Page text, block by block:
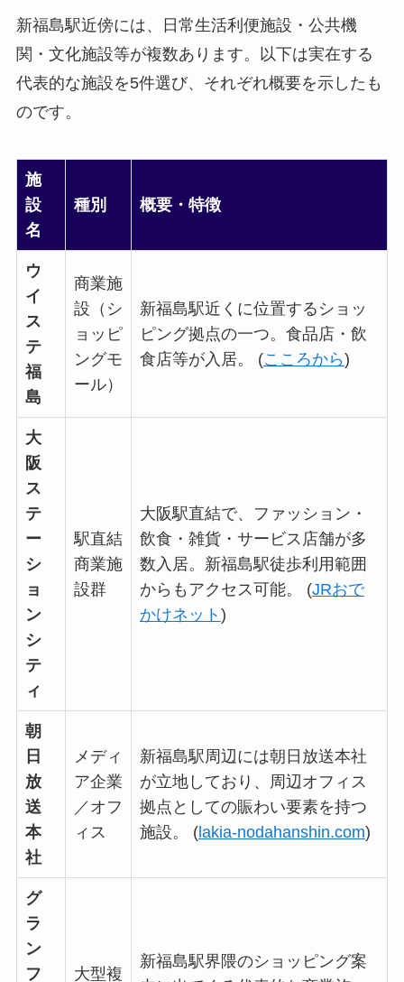
新福島駅近傍には、日常生活利便施設・公共機
関・文化施設等が複数あります。以下は実在する
代表的な施設を5件選び、それぞれ概要を示したも
のです。
施
設
名
種別 概要・特徴
ウ
イ
ス
テ
福
島
商業施
設（シ
ョッピ
ングモ
ール）
新福島駅近くに位置するショッ
ピング拠点の一つ。食品店・飲
食店等が入居。 (こころから)
大
阪
ス
テ
ー
シ
ョ
ン
シ
テ
ィ
駅直結
商業施
設群
大阪駅直結で、ファッション・
飲食・雑貨・サービス店舗が多
数入居。新福島駅徒歩利用範囲
からもアクセス可能。 (JRおで
かけネット )
朝
日
放
送
本
社
メディ
ア企業
／オフ
ィス
新福島駅周辺には朝日放送本社
が立地しており、周辺オフィス
拠点としての賑わい要素を持つ
施設。 (lakia-nodahanshin.com)
グ
ラ
ン
フ
大型複
新福島駅界隈のショッピング案